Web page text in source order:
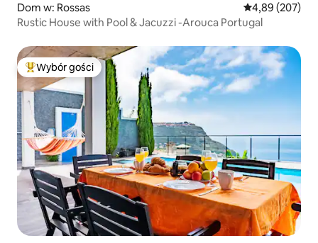
Dom w: Rossas Średnia
4,89 (207)
Rustic House with Pool & Jacuzzi -Arouca Portugal
Najpopularniejsze z kategorii Wybór gości
Wybór gości